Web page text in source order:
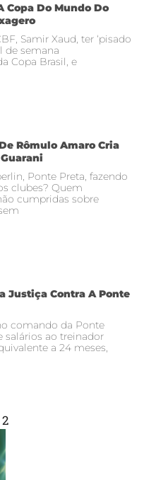
Copa Do Mundo Do
Samir Xaud, ter ‘pisado
de semana
Copa Brasil, e
Rômulo Amaro Cria
Ponte Preta, fazendo
clubes? Quem
cumpridas sobre
Justiça Contra A Ponte
comando da Ponte
salários ao treinador
a 24 meses,
2